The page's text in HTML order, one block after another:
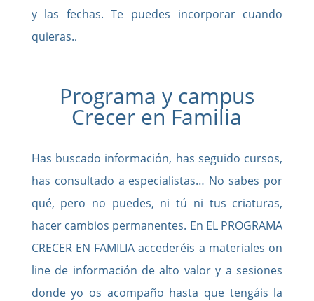
y las fechas. Te puedes incorporar cuando
quieras..
Programa y campus
Crecer en Familia
Has buscado información, has seguido cursos,
has consultado a especialistas… No sabes por
qué, pero no puedes, ni tú ni tus criaturas,
hacer cambios permanentes. En EL PROGRAMA
CRECER EN FAMILIA accederéis a materiales on
line de información de alto valor y a sesiones
donde yo os acompaño hasta que tengáis la